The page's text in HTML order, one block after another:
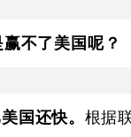
不了美国呢？
国还快。 根据